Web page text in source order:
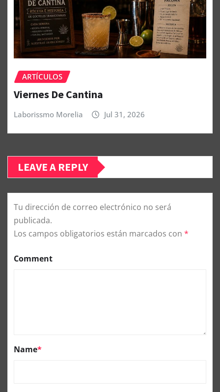
ARTÍCULOS
Viernes De Cantina
Laborissmo Morelia Jul 31, 2026
LEAVE A REPLY
Tu dirección de correo electrónico no será
publicada.
Los campos obligatorios están marcados con *
Comment
Name*